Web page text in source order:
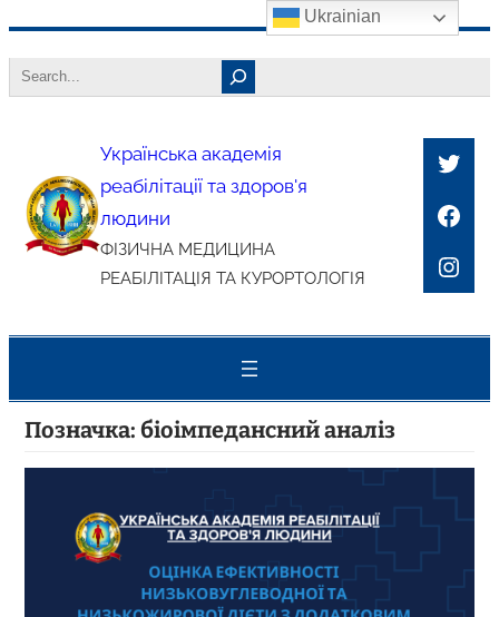
до
Search
Українська академія
реабілітації та здоров'я
людини
ФІЗИЧНА МЕДИЦИНА
РЕАБІЛІТАЦІЯ ТА КУРОРТОЛОГІЯ
Позначка: біоімпедансний аналіз
Ukrainian